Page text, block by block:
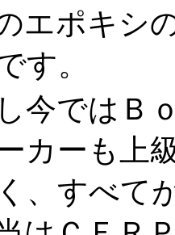
エポキシ
す。
今ではＢ
カーも上
、すべて